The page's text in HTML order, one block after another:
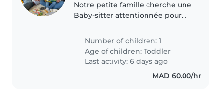
Notre petite famille cherche une
Baby-sitter attentionnée pour
attachant. Disponible à domicile,
nous valorisons la douceur et la
patience. N'hésitez..
Number of children: 1
Age of children:Toddler
Last activity: 6 days ago
MAD 60.00/hr